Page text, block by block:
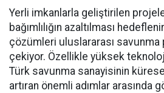
Yerli imkanlarla geliştirilen
bağımlılığın azaltılması
çözümleri uluslararası savunma
çekiyor. Özellikle yüksek
Türk savunma sanayisinin
artıran önemli adımlar arasında